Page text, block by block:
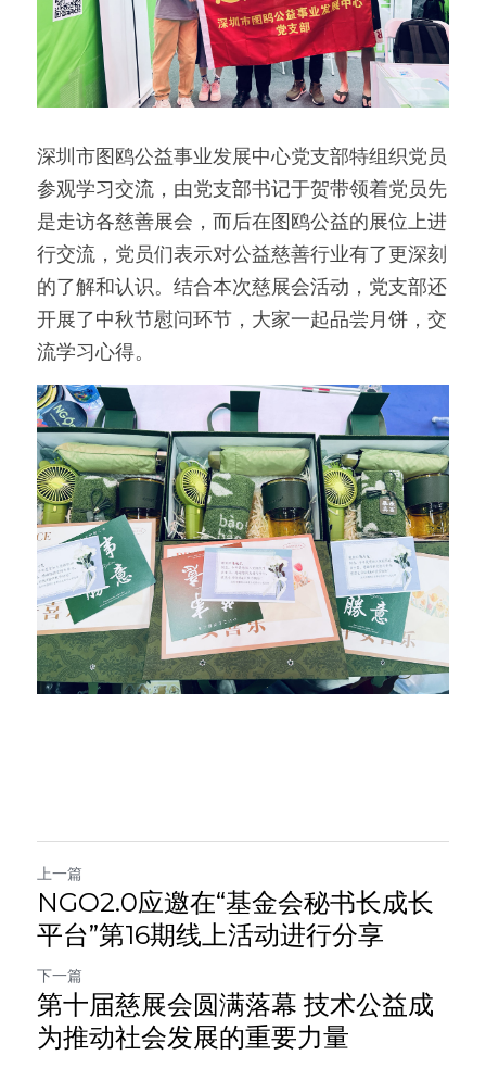
深圳市图鸥公益事业发展中心党支部特组织党员
参观学习交流，由党支部书记于贺带领着党员先
是走访各慈善展会，而后在图鸥公益的展位上进
行交流，党员们表示对公益慈善行业有了更深刻
的了解和认识。结合本次慈展会活动，党支部还
开展了中秋节慰问环节，大家一起品尝月饼，交
流学习心得。
上一篇
NGO2.0应邀在“基金会秘书长成长
平台”第16期线上活动进行分享
下一篇
第十届慈展会圆满落幕 技术公益成
为推动社会发展的重要力量